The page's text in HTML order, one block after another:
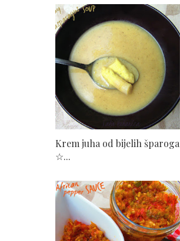
Krem juha od bijelih šparoga
☆...